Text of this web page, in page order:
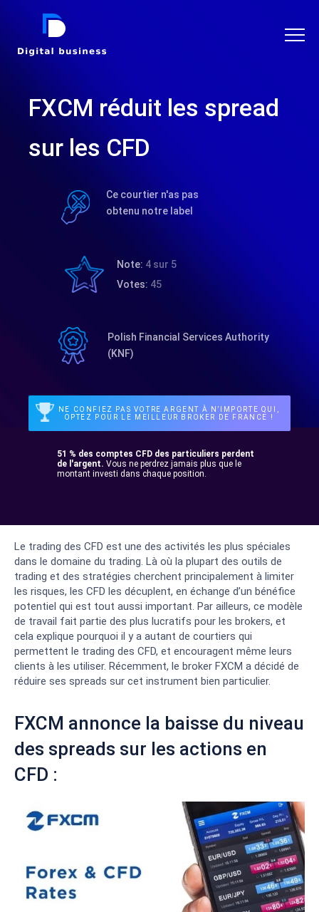
DIGITAL BUSINESS
FXCM réduit les spread
sur les CFD
Ce courtier n'as pas
obtenu notre label
Note: 4 sur 5
Votes: 45
Polish Financial Services Authority
(KNF)
NE CONFIEZ PAS VOTRE ARGENT À N’IMPORTE QUI,
OPTEZ POUR LE MEILLEUR BROKER DE FRANCE !
51 % des comptes CFD des particuliers perdent
de l'argent. Vous ne perdrez jamais plus que le
montant investi dans chaque position.
Le trading des CFD est une des activités les plus spéciales
dans le domaine du trading. Là où la plupart des outils de
trading et des stratégies cherchent principalement à limiter
les risques, les CFD les décuplent, en échange d’un bénéfice
potentiel qui est tout aussi important. Par ailleurs, ce modèle
de travail fait partie des plus lucratifs pour les brokers, et
cela explique pourquoi il y a autant de courtiers qui
permettent le trading des CFD, et encouragent même leurs
clients à les utiliser. Récemment, le broker FXCM a décidé de
réduire ses spreads sur cet instrument bien particulier.
FXCM annonce la baisse du niveau
des spreads sur les actions en
CFD :